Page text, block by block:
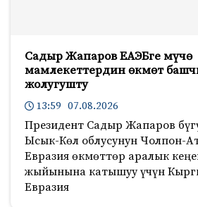
Садыр Жапаров ЕАЭБге мүчө
мамлекеттердин өкмөт
жолугушту
13:59 07.08.2026
Президент Садыр Жапаров
Ысык-Көл облусунун Чолпон-
Евразия өкмөттөр аралык
жыйынына катышуу үчүн
Евразия